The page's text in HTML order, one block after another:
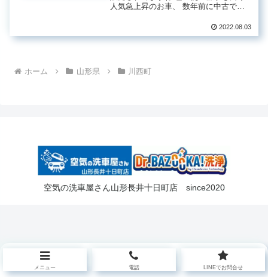
人気急上昇のお車、 数年前に中古で購
コンのニオイが気になっていて、エバ
ポレーター洗える所探してたそうで
2022.08.03
ホーム 山形県 川西町
空気の洗車屋さん山形長井十日町店 since2020
メニュー 電話 LINEでお問合せ